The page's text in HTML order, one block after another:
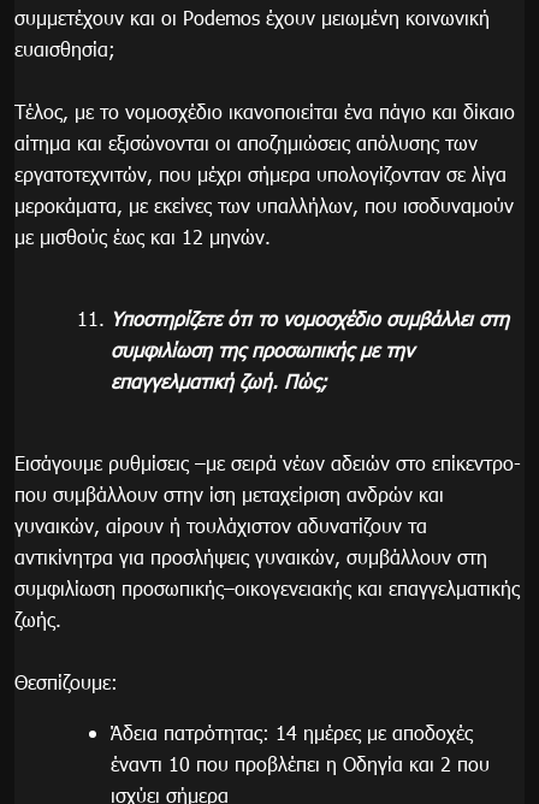
συμμετέχουν και οι Podemos έχουν μειωμένη κοινωνική
ευαισθησία;
Τέλος, με το νομοσχέδιο ικανοποιείται ένα πάγιο και δίκαιο
αίτημα και εξισώνονται οι αποζημιώσεις απόλυσης των
εργατοτεχνιτών, που μέχρι σήμερα υπολογίζονταν σε λίγα
μεροκάματα, με εκείνες των υπαλλήλων, που ισοδυναμούν
με μισθούς έως και 12 μηνών.
Υποστηρίζετε ότι το νομοσχέδιο συμβάλλει στη
συμφιλίωση της προσωπικής με την
επαγγελματική ζωή. Πώς;
Εισάγουμε ρυθμίσεις –με σειρά νέων αδειών στο επίκεντρο-
που συμβάλλουν στην ίση μεταχείριση ανδρών και
γυναικών, αίρουν ή τουλάχιστον αδυνατίζουν τα
αντικίνητρα για προσλήψεις γυναικών, συμβάλλουν στη
συμφιλίωση προσωπικής–οικογενειακής και επαγγελματικής
ζωής.
Θεσπίζουμε:
Άδεια πατρότητας: 14 ημέρες με αποδοχές
έναντι 10 που προβλέπει η Οδηγία και 2 που
ισχύει σήμερα